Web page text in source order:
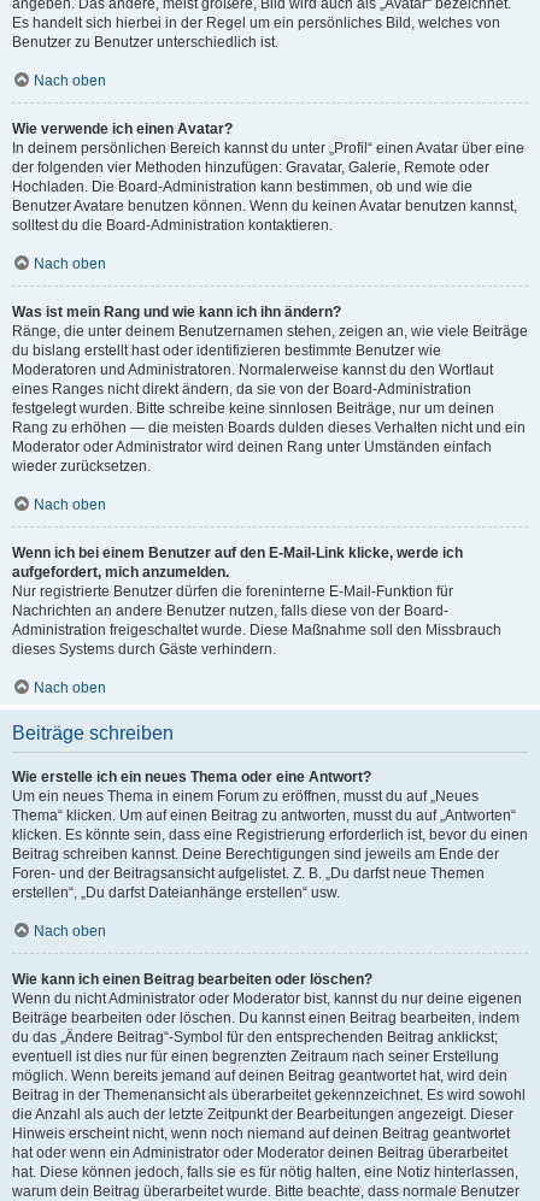
angeben. Das andere, meist größere, Bild wird auch als „Avatar“ bezeichnet.
Es handelt sich hierbei in der Regel um ein persönliches Bild, welches von
Benutzer zu Benutzer unterschiedlich ist.
Nach oben
Wie verwende ich einen Avatar?
In deinem persönlichen Bereich kannst du unter „Profil“ einen Avatar über eine
der folgenden vier Methoden hinzufügen: Gravatar, Galerie, Remote oder
Hochladen. Die Board-Administration kann bestimmen, ob und wie die
Benutzer Avatare benutzen können. Wenn du keinen Avatar benutzen kannst,
solltest du die Board-Administration kontaktieren.
Nach oben
Was ist mein Rang und wie kann ich ihn ändern?
Ränge, die unter deinem Benutzernamen stehen, zeigen an, wie viele Beiträge
du bislang erstellt hast oder identifizieren bestimmte Benutzer wie
Moderatoren und Administratoren. Normalerweise kannst du den Wortlaut
eines Ranges nicht direkt ändern, da sie von der Board-Administration
festgelegt wurden. Bitte schreibe keine sinnlosen Beiträge, nur um deinen
Rang zu erhöhen — die meisten Boards dulden dieses Verhalten nicht und ein
Moderator oder Administrator wird deinen Rang unter Umständen einfach
wieder zurücksetzen.
Nach oben
Wenn ich bei einem Benutzer auf den E-Mail-Link klicke, werde ich
aufgefordert, mich anzumelden.
Nur registrierte Benutzer dürfen die foreninterne E-Mail-Funktion für
Nachrichten an andere Benutzer nutzen, falls diese von der Board-
Administration freigeschaltet wurde. Diese Maßnahme soll den Missbrauch
dieses Systems durch Gäste verhindern.
Nach oben
Beiträge schreiben
Wie erstelle ich ein neues Thema oder eine Antwort?
Um ein neues Thema in einem Forum zu eröffnen, musst du auf „Neues
Thema“ klicken. Um auf einen Beitrag zu antworten, musst du auf „Antworten“
klicken. Es könnte sein, dass eine Registrierung erforderlich ist, bevor du einen
Beitrag schreiben kannst. Deine Berechtigungen sind jeweils am Ende der
Foren- und der Beitragsansicht aufgelistet. Z. B. „Du darfst neue Themen
erstellen“, „Du darfst Dateianhänge erstellen“ usw.
Nach oben
Wie kann ich einen Beitrag bearbeiten oder löschen?
Wenn du nicht Administrator oder Moderator bist, kannst du nur deine eigenen
Beiträge bearbeiten oder löschen. Du kannst einen Beitrag bearbeiten, indem
du das „Ändere Beitrag“-Symbol für den entsprechenden Beitrag anklickst;
eventuell ist dies nur für einen begrenzten Zeitraum nach seiner Erstellung
möglich. Wenn bereits jemand auf deinen Beitrag geantwortet hat, wird dein
Beitrag in der Themenansicht als überarbeitet gekennzeichnet. Es wird sowohl
die Anzahl als auch der letzte Zeitpunkt der Bearbeitungen angezeigt. Dieser
Hinweis erscheint nicht, wenn noch niemand auf deinen Beitrag geantwortet
hat oder wenn ein Administrator oder Moderator deinen Beitrag überarbeitet
hat. Diese können jedoch, falls sie es für nötig halten, eine Notiz hinterlassen,
warum dein Beitrag überarbeitet wurde. Bitte beachte, dass normale Benutzer